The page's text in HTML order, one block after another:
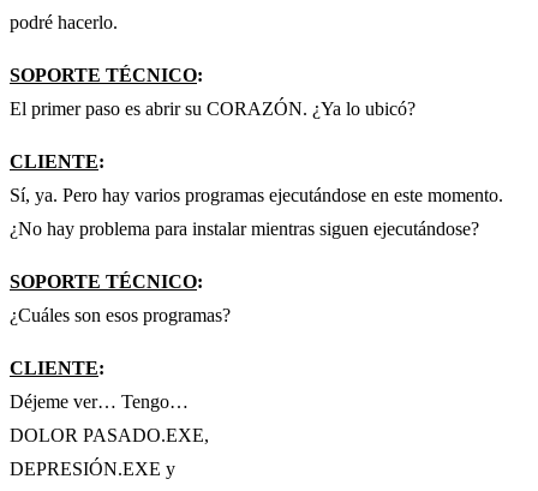
podré hacerlo.
SOPORTE TÉCNICO:
El primer paso es abrir su CORAZÓN. ¿Ya lo ubicó?
CLIENTE:
Sí, ya. Pero hay varios programas ejecutándose en este momento.
¿No hay problema para instalar mientras siguen ejecutándose?
SOPORTE TÉCNICO:
¿Cuáles son esos programas?
CLIENTE:
Déjeme ver… Tengo…
DOLOR PASADO.EXE,
DEPRESIÓN.EXE y